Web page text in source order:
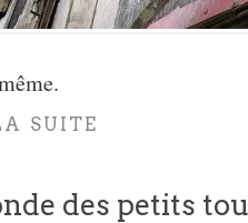
SUITE
des petits